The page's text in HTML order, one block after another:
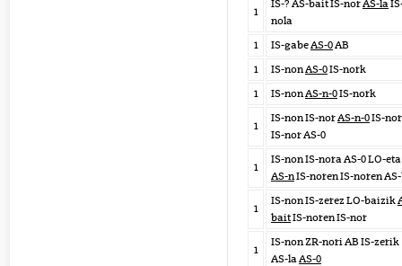
1
IS-? AS-bait IS-norAS-la
nola
1
IS-gabeAS-0AB
1
IS-nonAS-0IS-nork
1
IS-nonAS-n-0IS-nork
1
IS-non IS-norAS-n-0IS-
IS-nor AS-0
1
IS-non IS-nora AS-0 LO-eta
AS-nIS-noren IS-noren
1
IS-non IS-zerez LO-baizik
baitIS-noren IS-nor
1
IS-non ZR-nori AB IS-zerik
AS-laAS-0